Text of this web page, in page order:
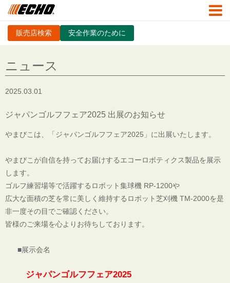
販売店検索 安全作業のために
ニュース
2025.03.01
ジャパンゴルフフェア2025 出展のお知らせ
やまびこは、「ジャパンゴルフフェア2025 」に出展いたします。
やまびこが自信を持ってお届けするエコーロボティクス製品を展示
します。
ゴルフ練習場等で活躍するロボット集球機 RP-1200や
広大な面積の芝を常に美しく維持するロボット芝刈機 TM-2000を是
非一度その目でご確認ください。
皆様のご来場を心よりお待ちしております。
■展示会名
ジャパンゴルフフェア2025